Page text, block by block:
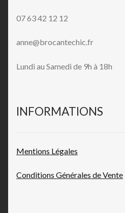
07 63 42 12 12
anne@brocantechic.fr
Lundi au Samedi de 9h à 18h
INFORMATIONS
Mentions L égales
Conditions Générales deVente